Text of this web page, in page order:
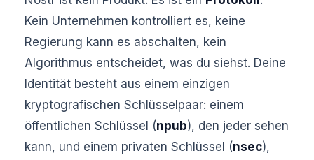
Kein Unternehmen kontrolliert es, keine
Regierung kann es abschalten, kein
Algorithmus entscheidet, was du siehst. Deine
Identität besteht aus einem einzigen
kryptografischen Schlüsselpaar: einem
öffentlichen Schlüssel (npub), den jeder sehen
kann, und einem privaten Schlüssel (nsec),